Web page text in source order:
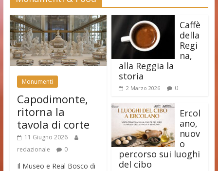
Monumenti
Capodimonte,
ritorna la
tavola di corte
11 Giugno 2026
redazionale
0
Il Museo e Real Bosco di
Caffè
della
Regi
na,
alla Reggia la
storia
2 Marzo 2026 0
Ercol
ano,
nuov
o
percorso sui luoghi
del cibo